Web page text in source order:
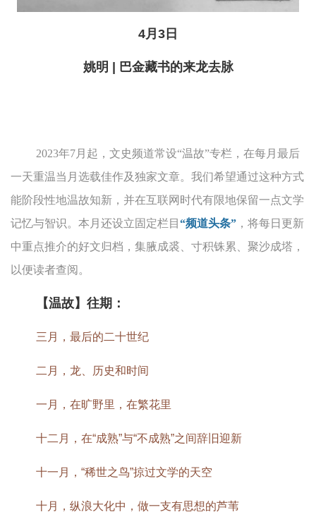
4月3日
姚明 | 巴金藏书的来龙去脉
2023年7月起，文史频道常设“温故”专栏，在每月最后
一天重温当月选载佳作及独家文章。我们希望通过这种方式
能阶段性地温故知新，并在互联网时代有限地保留一点文学
记忆与智识。本月还设立固定栏目 “频道头条” ，将每日更新
中重点推介的好文归档，集腋成裘、寸积铢累、聚沙成塔，
以便读者查阅。
【温故】往期：
三月，最后的二十世纪
二月，龙、历史和时间
一月，在旷野里，在繁花里
十二月，在“成熟”与“不成熟”之间辞旧迎新
十一月，“稀世之鸟”掠过文学的天空
十月，纵浪大化中，做一支有思想的芦苇